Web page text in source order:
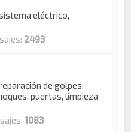
eléctrico,
2493
de golpes,
puertas, limpieza
1083